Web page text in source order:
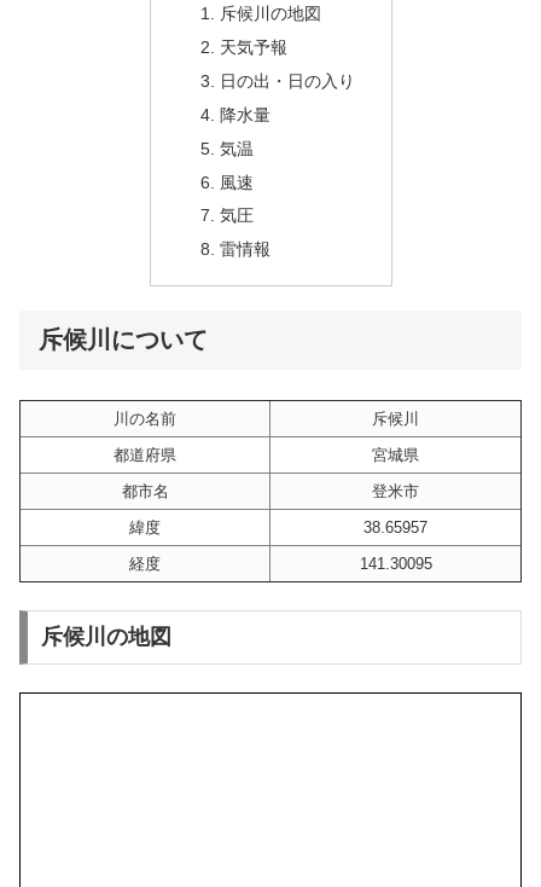
斥候川の地図
天気予報
日の出・日の入り
降水量
気温
風速
気圧
雷情報
斥候川について
川の名前
斥候川
都道府県
宮城県
都市名
登米市
緯度
38.65957
経度
141.30095
斥候川の地図